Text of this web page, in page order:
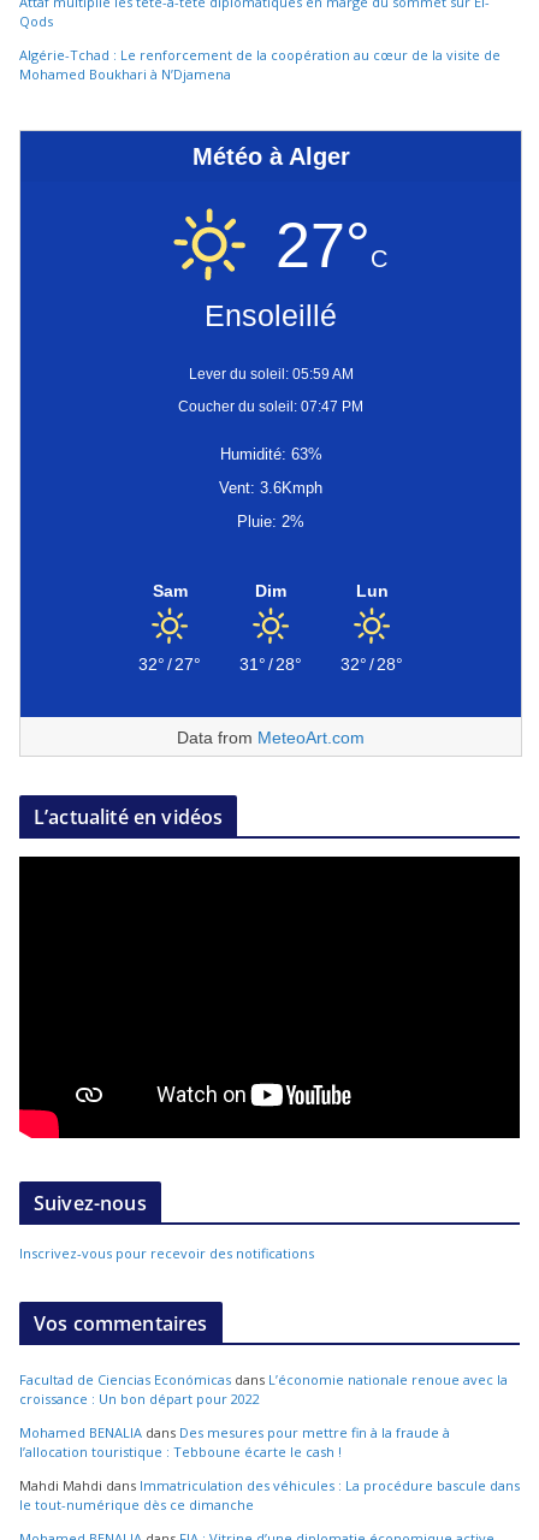
Qods
Algérie-Tchad : Le renforcement de la coopération au cœur de la visite de
Mohamed Boukhari à N’Djamena
Météo à Alger
27°C
Ensoleillé
Lever du soleil: 05:59 AM
Coucher du soleil: 07:47 PM
Humidité: 63%
Vent: 3.6Kmph
Pluie: 2%
Sam
32°/27°
Dim
31°/28°
Lun
32°/28°
Data from MeteoArt.com
L’actualité en vidéos
Suivez-nous
Inscrivez-vous pour recevoir des notifications
Vos commentaires
Facultad de Ciencias Económicas dans L’économie nationale renoue avec la
croissance : Un bon départ pour 2022
Mohamed BENALIA dans Des mesures pour mettre fin à la fraude à
l’allocation touristique : Tebboune écarte le cash !
Mahdi Mahdi dans Immatriculation des véhicules : La procédure bascule dans
le tout-numérique dès ce dimanche